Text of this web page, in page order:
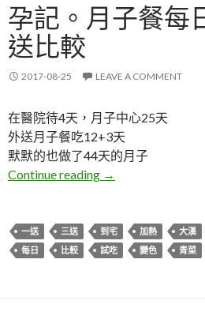
孕記。月子餐每
送比較
2017-08-25 LEAVE A COMMENT
在醫院待4天，月子中心25天
外送月子餐吃12+3天
默默的也做了44天的月子
Continue reading 孕記。月子餐每日
→
一送 三送 到宅 加熱 大漢
每日
比較 試吃 變色 青菜